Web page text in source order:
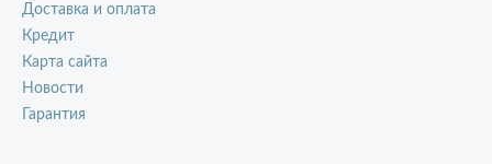
Доставка и оплата
Кредит
Карта сайта
Новости
Гарантия